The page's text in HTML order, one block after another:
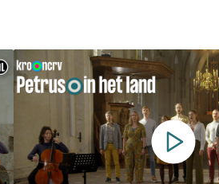
de ogen als de
koptelefoon opzet. Ze
overcome’, gezongen
Jackson. ‘Dit lied brengt
naar hoop.’